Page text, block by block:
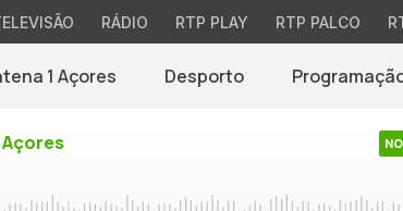
RÁDIO RTP PLAY RTP PALCO
1 Açores Desporto